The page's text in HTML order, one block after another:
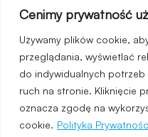
Cenimy prywatność
Używamy plików cookie,
przeglądania, wyświetlać
do indywidualnych
ruch na stronie. Kliknięcie
oznacza zgodę na
cookie. Polityka